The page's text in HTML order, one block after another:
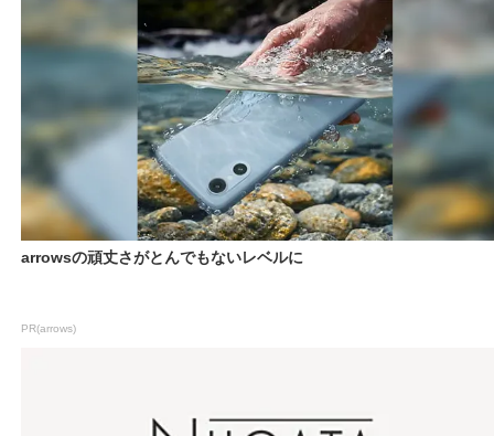
arrowsの頑丈さがとんでもないレベルに
PR(arrows)